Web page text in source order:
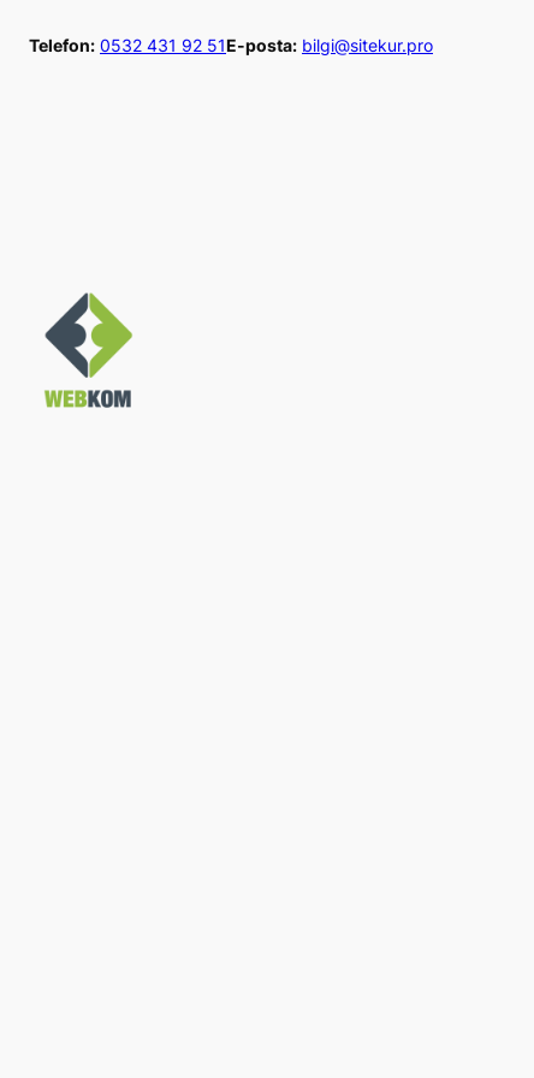
geç
Telefon: 0532 431 92 51E-posta: bilgi@sitekur.pro